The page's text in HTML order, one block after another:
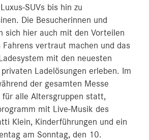
SUVs bis hin zu
Die Besucherinnen und
sich hier auch mit den Vorteilen
vertraut machen und das
mit den neuesten
Ladelösungen erleben. Im
der gesamten Messe
für alle Altersgruppen statt,
mit Live-Musik des
Klein, Kinderführungen und ein
am Sonntag, den 10.